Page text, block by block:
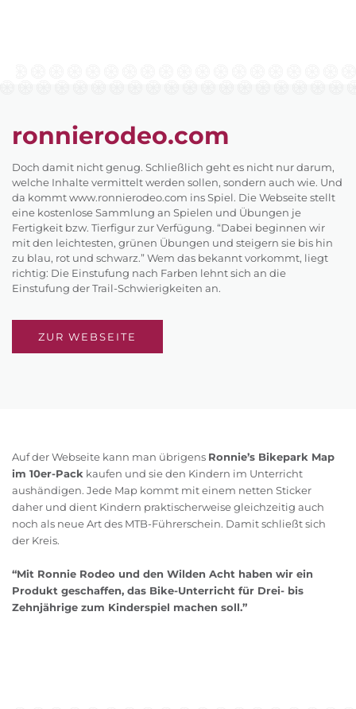
ronnierodeo.com
Doch damit nicht genug. Schließlich geht es nicht nur darum,
welche Inhalte vermittelt werden sollen, sondern auch wie. Und
da kommt www.ronnierodeo.com ins Spiel. Die Webseite stellt
eine kostenlose Sammlung an Spielen und Übungen je
Fertigkeit bzw. Tierfigur zur Verfügung. “Dabei beginnen wir
mit den leichtesten, grünen Übungen und steigern sie bis hin
zu blau, rot und schwarz.” Wem das bekannt vorkommt, liegt
richtig: Die Einstufung nach Farben lehnt sich an die
Einstufung der Trail-Schwierigkeiten an.
ZUR WEBSEITE
Auf der Webseite kann man übrigens Ronnie’s Bikepark Map
im 10er-Pack kaufen und sie den Kindern im Unterricht
aushändigen. Jede Map kommt mit einem netten Sticker
daher und dient Kindern praktischerweise gleichzeitig auch
noch als neue Art des MTB-Führerschein. Damit schließt sich
der Kreis.
“Mit Ronnie Rodeo und den Wilden Acht haben wir ein
Produkt geschaffen, das Bike-Unterricht für Drei- bis
Zehnjährige zum Kinderspiel machen soll.”